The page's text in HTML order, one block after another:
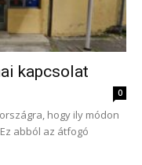
kapcsolat
0
hogy ily módon
abból az átfogó